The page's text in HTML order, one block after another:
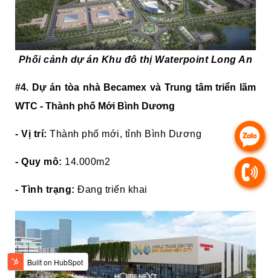
Phối cảnh dự án Khu đô thị Waterpoint Long An
#4. Dự án tòa nhà Becamex và Trung tâm triển lãm
WTC - Thành phố Mới Bình Dương
- Vị trí: Thành phố mới, tỉnh Bình Dương
- Quy mô: 14.000m2
- Tình trạng: Đang triển khai